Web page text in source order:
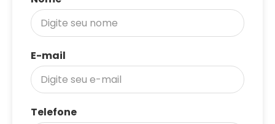
E-mail
Telefone